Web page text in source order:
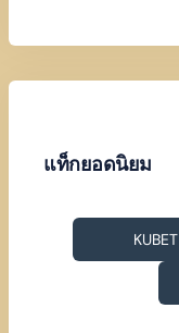
แท็กยอดนิยม
KUBET